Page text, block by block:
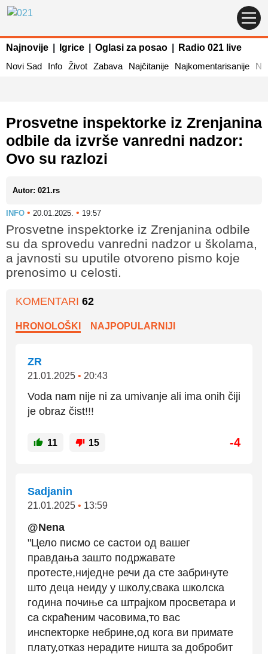
Najnovije Igrice Oglasi za posao
Radio 021 live
Novi Sad
Info Život Zabava Najčitanije Najkomentarisanije
Prosvetne inspektorke iz Zrenjanina
odbile da izvrše vanredni nadzor:
Ovo su razlozi
Autor: 021.rs
INFO • 20.01.2025. • 19:57
Prosvetne inspektorke iz Zrenjanina odbile
su da sprovedu vanredni nadzor u školama,
a javnosti su uputile otvoreno pismo koje
prenosimo u celosti.
KOMENTARI 62
HRONOLOŠKI NAJPOPULARNIJI
ZR
21.01.2025 • 20:43
Voda nam nije ni za umivanje ali ima onih čiji
je obraz čist!!!
11 15 -4
Sadjanin
21.01.2025 • 13:59
@Nena
"Цело писмо се састои од вашег
правдања зашто подржавате
протесте,ниједне речи да сте забринуте
што деца неиду у школу,свака школска
година почиње са штрајком просветара и
са скраћеним часовима,то вас
инспекторке небрине,од кога ви примате
плату,отказ нерадите ништа за добробит